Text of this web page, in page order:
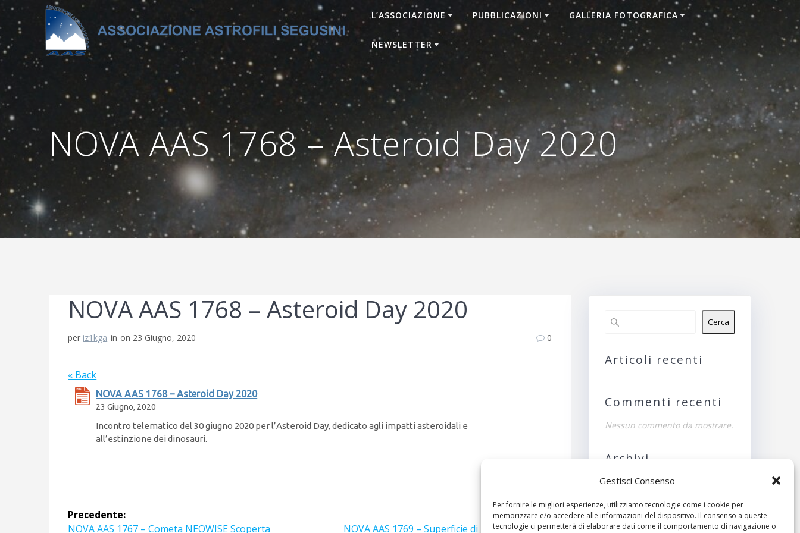
Gestisci Consenso
Per fornire le migliori esperienze, utilizziamo tecnologie come i cookie per
memorizzare e/o accedere alle informazioni del dispositivo. Il consenso a queste
tecnologie ci permetterà di elaborare dati come il comportamento di navigazione o
Salta
contenuto
L’ASSOCIAZIONE PUBBLICAZIONI GALLERIA FOTOGRAFICA
NEWSLETTER
NOVA AAS 1768 – Asteroid Day 2020
NOVA AAS 1768 – Asteroid Day 2020
per iz1kga in on 23 Giugno, 2020 0
« Back
NOVA AAS 1768 – Asteroid Day 2020
23 Giugno, 2020
Incontro telematico del 30 giugno 2020 per l’Asteroid Day, dedicato agli impatti asteroidali e
all’estinzione dei dinosauri.
Navigazione
Precedente:
Articolo
NOVA AAS 1767 – Cometa NEOWISE Scoperta
Successivo:
Articolo
NOVA AAS 1769 – Superficie di Marte e Microbi
Cerca
Articoli recenti
Commenti recenti
Nessun commento da mostrare.
Archivi
Nessun archivio da
Categorie